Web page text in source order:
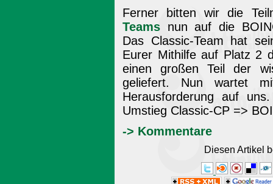
Ferner bitten wir die
Teams nun auf die
Das Classic-Team hat
Eurer Mithilfe auf Platz 2
einen großen Teil der
geliefert. Nun wartet
Herausforderung auf
Umstieg Classic-CP =>
-> Kommentare
Diesen Artikel